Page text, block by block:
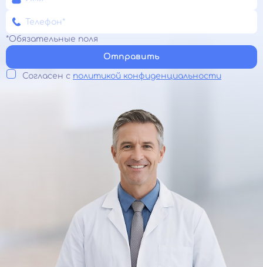
*Обязательные поля
Отправить
Согласен с политикой конфиденциальности